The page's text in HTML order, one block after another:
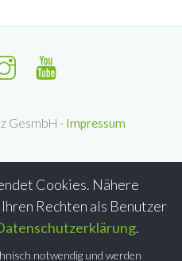
Cookies. Nähere
Rechten als Benutzer
.
notwendig und werden
GesmbH - Impressum